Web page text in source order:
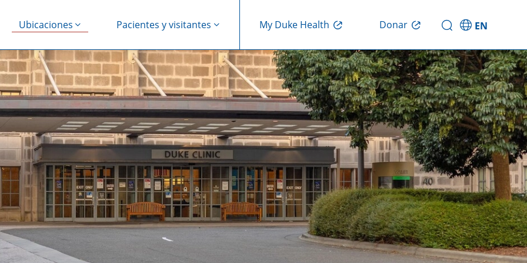
Ubicaciones Pacientes y visitantes My Duke Health Donar EN